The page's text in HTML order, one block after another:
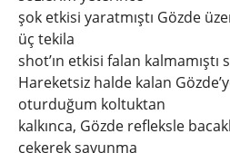
şok etkisi yaratmıştı Gözde
üç tekila
shot’ın etkisi falan kalmamıştı
Hareketsiz halde kalan
oturduğum koltuktan
kalkınca, Gözde refleksle
çekerek savunma